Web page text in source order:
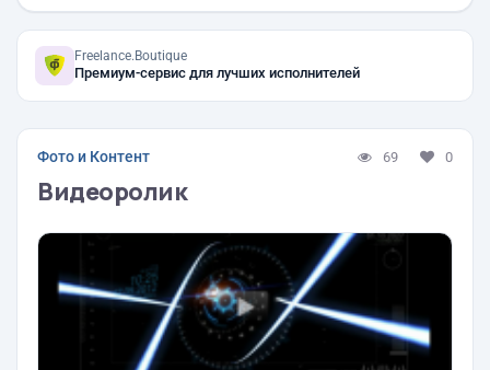
Freelance.Boutique
Премиум-сервис для лучших исполнителей
Фото и Контент 69 0
Видеоролик